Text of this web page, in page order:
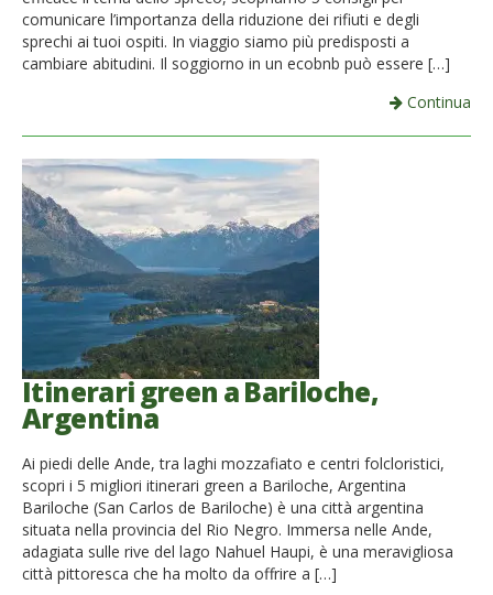
comunicare l’importanza della riduzione dei rifiuti e degli
sprechi ai tuoi ospiti. In viaggio siamo più predisposti a
cambiare abitudini. Il soggiorno in un ecobnb può essere […]
Continua
Itinerari green a Bariloche,
Argentina
Ai piedi delle Ande, tra laghi mozzafiato e centri folcloristici,
scopri i 5 migliori itinerari green a Bariloche, Argentina
Bariloche (San Carlos de Bariloche) è una città argentina
situata nella provincia del Rio Negro. Immersa nelle Ande,
adagiata sulle rive del lago Nahuel Haupi, è una meravigliosa
città pittoresca che ha molto da offrire a […]